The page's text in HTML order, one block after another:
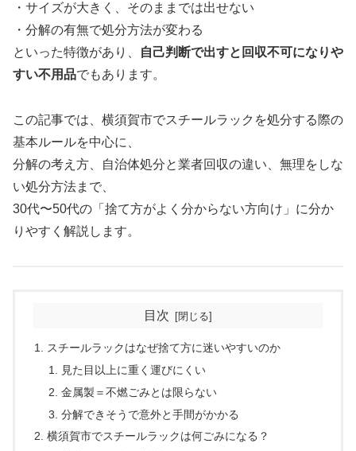
・サイズが大きく、そのままでは出せない
・分解の有無で処分方法が変わる
といった特徴があり、
自己判断で出すと回収不可になりや
すい不用品でもあります。
この記事では、横須賀市でスチールラックを処分する際の
基本ルールを中心に、
分解の考え方、自治体処分と業者回収の違い、無理をしな
い処分方法まで、
30代〜50代の「捨て方がよく分からない方向け」に分か
りやすく解説します。
目次
スチールラックはなぜ捨て方に迷いやすいのか
見た目以上に重く運びにくい
金属製＝不燃ごみとは限らない
分解できそうで意外と手間がかかる
横須賀市でスチールラックは何ごみになる？